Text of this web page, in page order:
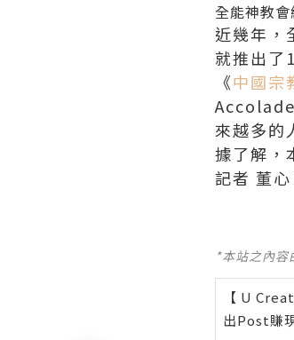
全能神教
近幾年，
就推出了
《中國宗
來越多的
據了解，
記者 董
*本站之內容
【 U
出Post賺